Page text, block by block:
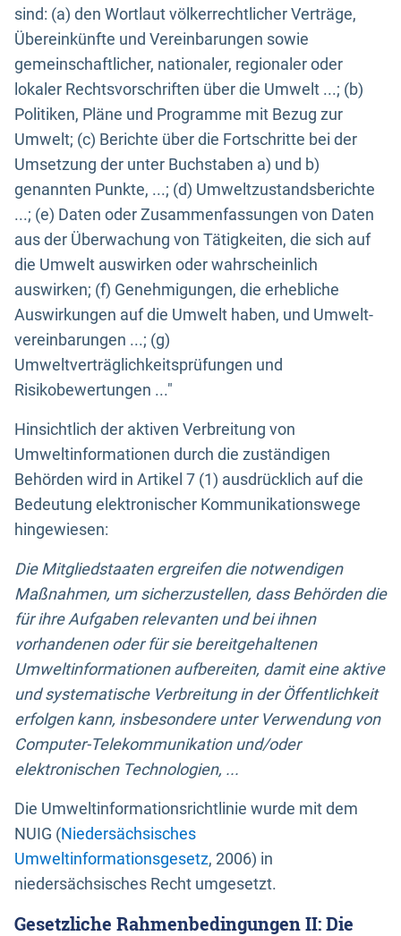
sind: (a) den Wortlaut völkerrechtlicher Verträge,
Übereinkünfte und Vereinbarungen sowie
gemeinschaftlicher, nationaler, regionaler oder
lokaler Rechtsvorschriften über die Umwelt ...; (b)
Politiken, Pläne und Programme mit Bezug zur
Umwelt; (c) Berichte über die Fortschritte bei der
Umsetzung der unter Buchstaben a) und b)
genannten Punkte, ...; (d) Umweltzustandsberichte
...; (e) Daten oder Zusammenfassungen von Daten
aus der Überwachung von Tätigkeiten, die sich auf
die Umwelt auswirken oder wahrscheinlich
auswirken; (f) Genehmigungen, die erhebliche
Auswirkungen auf die Umwelt haben, und Umwelt-
vereinbarungen ...; (g)
Umweltverträglichkeitsprüfungen und
Risikobewertungen ..."
Hinsichtlich der aktiven Verbreitung von
Umweltinformationen durch die zuständigen
Behörden wird in Artikel 7 (1) ausdrücklich auf die
Bedeutung elektronischer Kommunikationswege
hingewiesen:
Die Mitgliedstaaten ergreifen die notwendigen
Maßnahmen, um sicherzustellen, dass Behörden die
für ihre Aufgaben relevanten und bei ihnen
vorhandenen oder für sie bereitgehaltenen
Umweltinformationen aufbereiten, damit eine aktive
und systematische Verbreitung in der Öffentlichkeit
erfolgen kann, insbesondere unter Verwendung von
Computer-Telekommunikation und/oder
elektronischen Technologien, ...
Die Umweltinformationsrichtlinie wurde mit dem
NUIG (Niedersächsisches
Umweltinformationsgesetz, 2006) in
niedersächsisches Recht umgesetzt.
Gesetzliche Rahmenbedingungen II: Die